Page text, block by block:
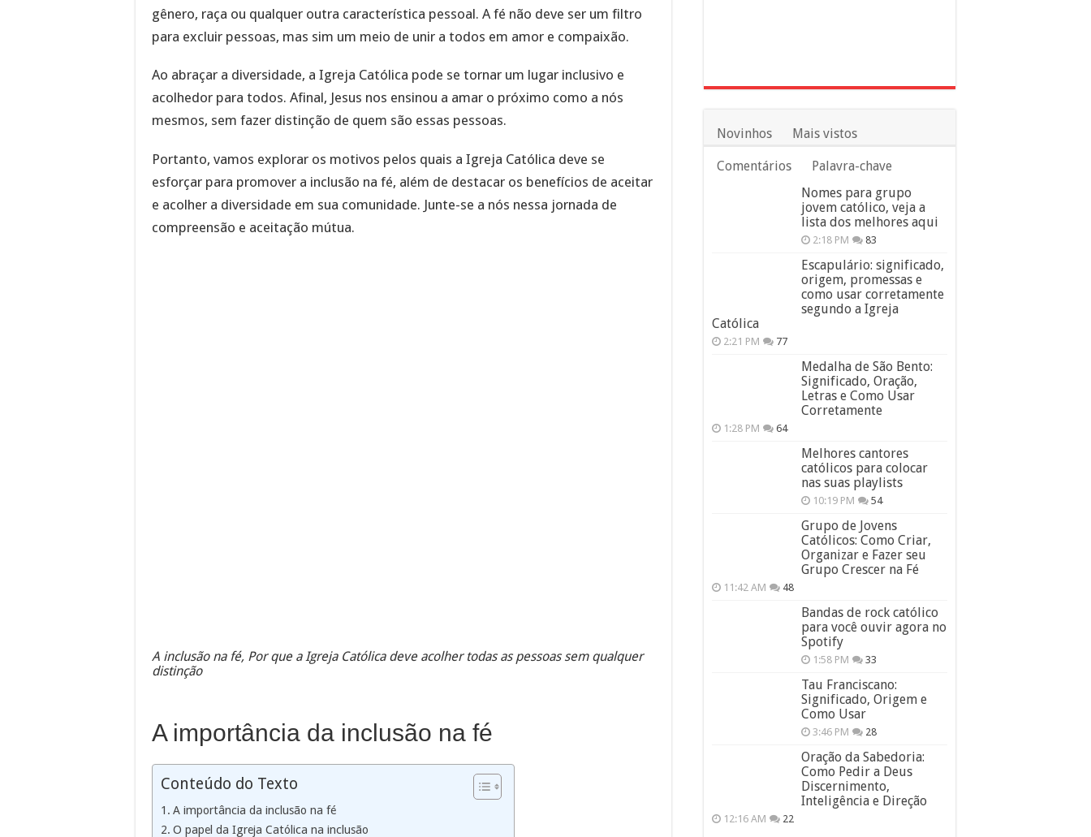
gênero, raça ou qualquer outra característica pessoal. A fé não deve ser um filtro
para excluir pessoas, mas sim um meio de unir a todos em amor e compaixão.
Ao abraçar a diversidade, a Igreja Católica pode se tornar um lugar inclusivo e
acolhedor para todos. Afinal, Jesus nos ensinou a amar o próximo como a nós
mesmos, sem fazer distinção de quem são essas pessoas.
Portanto, vamos explorar os motivos pelos quais a Igreja Católica deve se
esforçar para promover a inclusão na fé, além de destacar os benefícios de aceitar
e acolher a diversidade em sua comunidade. Junte-se a nós nessa jornada de
compreensão e aceitação mútua.
A inclusão na fé, Por que a Igreja Católica deve acolher todas as pessoas sem qualquer
distinção
A importância da inclusão na fé
Conteúdo do Texto
A importância da inclusão na fé
O papel da Igreja Católica na inclusão
Novinhos Mais vistos
Comentários
Palavra-chave
Nomes para grupo
jovem católico, veja a
lista dos melhores aqui
2:18 PM 83
Escapulário: significado,
origem, promessas e
como usar corretamente
segundo a Igreja
Católica
2:21 PM 77
Medalha de São Bento:
Significado, Oração,
Letras e Como Usar
Corretamente
1:28 PM 64
Melhores cantores
católicos para colocar
nas suas playlists
10:19 PM 54
Grupo de Jovens
Católicos: Como Criar,
Organizar e Fazer seu
Grupo Crescer na Fé
11:42 AM 48
Bandas de rock católico
para você ouvir agora no
Spotify
1:58 PM 33
Tau Franciscano:
Significado, Origem e
Como Usar
3:46 PM 28
Oração da Sabedoria:
Como Pedir a Deus
Discernimento,
Inteligência e Direção
12:16 AM 22